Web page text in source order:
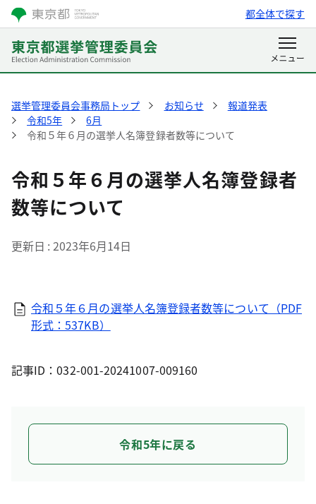
都全体で探す
選挙管理委員会事務局トップ お知らせ
報道発表
令和5年
6月
令和５年６月の選挙人名簿登録者数等について
令和５年６月の選挙人名簿登録者
数等について
更新日 2023年6月14日
令和５年６月の選挙人名簿登録者数等について（PDF
形式：537KB）
記事ID：032-001-20241007-009160
令和5年に戻る